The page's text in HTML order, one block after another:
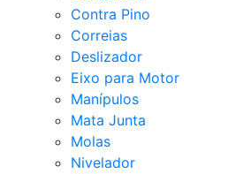
Contra Pino
Correias
Deslizador
Eixo para Motor
Manípulos
Mata Junta
Molas
Nivelador